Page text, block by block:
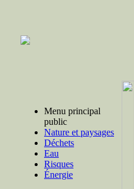
Menu principal
public
Nature et paysages
Déchets
Eau
Risques
Énergie